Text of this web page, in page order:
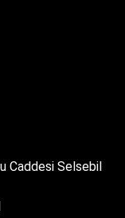
Caddesi Selsebil